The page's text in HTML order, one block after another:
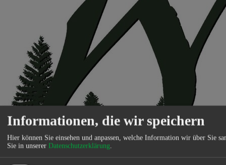
Informationen, die wir speichern
Hier können Sie einsehen und anpassen, welche Information wir über Sie
Sie in unserer Datenschutzerklärung.